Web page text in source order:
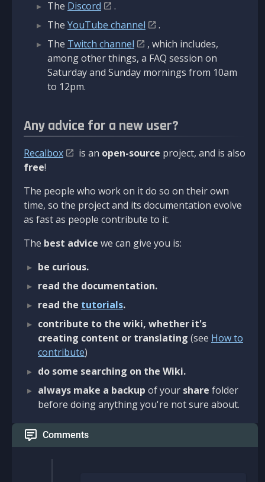
The Discord
.
The YouTube channel
.
The Twitch channel
, which includes,
among other things, a FAQ session on
Saturday and Sunday mornings from 10am
to 12pm.
Any advice for a new user?
Recalbox is an open-source project, and is also
free!
The people who work on it do so on their own
time, so the project and its documentation evolve
as fast as people contribute to it.
The best advice we can give you is:
be curious.
read the documentation.
read the tutorials.
contribute to the wiki, whether it's
creating content or translating (see How to
contribute)
do some searching on the Wiki.
always make a backup of your share folder
before doing anything you're not sure about.
Comments